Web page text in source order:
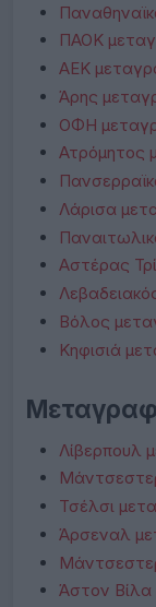
ΠΑΟΚ
ΑΕΚ
Άρης
ΟΦΗ
Ατρόμητος
Λάρισα
Αστέρας
Βόλος
Κηφισιά
Λίβερπουλ
Τσέλσι
Άρσεναλ
Άστον